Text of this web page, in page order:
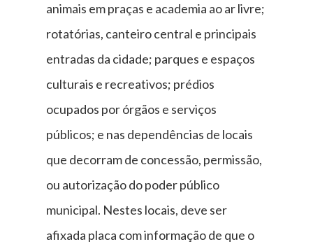
animais em praças e academia ao ar livre;
rotatórias, canteiro central e principais
entradas da cidade; parques e espaços
culturais e recreativos; prédios
ocupados por órgãos e serviços
públicos; e nas dependências de locais
que decorram de concessão, permissão,
ou autorização do poder público
municipal. Nestes locais, deve ser
afixada placa com informação de que o